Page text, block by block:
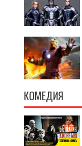
КОМЕДИЯ